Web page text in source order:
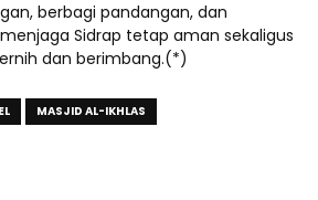
berbagi pandangan, dan
Sidrap tetap aman sekaligus
dan berimbang.(*)
MASJID AL-IKHLAS